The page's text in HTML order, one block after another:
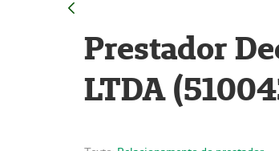
Prestador
LTDA